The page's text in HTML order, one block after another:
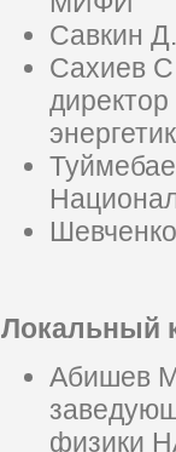
Савкин
Сахиев
Локальный
Абишев
физики